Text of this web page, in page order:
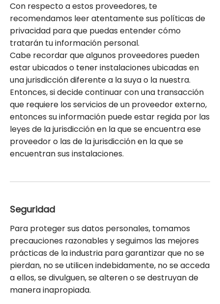
Con respecto a estos proveedores, te
recomendamos leer atentamente sus políticas de
privacidad para que puedas entender cómo
tratarán tu información personal.
Cabe recordar que algunos proveedores pueden
estar ubicados o tener instalaciones ubicadas en
una jurisdicción diferente a la suya o la nuestra.
Entonces, si decide continuar con una transacción
que requiere los servicios de un proveedor externo,
entonces su información puede estar regida por las
leyes de la jurisdicción en la que se encuentra ese
proveedor o las de la jurisdicción en la que se
encuentran sus instalaciones.
Seguridad
Para proteger sus datos personales, tomamos
precauciones razonables y seguimos las mejores
prácticas de la industria para garantizar que no se
pierdan, no se utilicen indebidamente, no se acceda
a ellos, se divulguen, se alteren o se destruyan de
manera inapropiada.